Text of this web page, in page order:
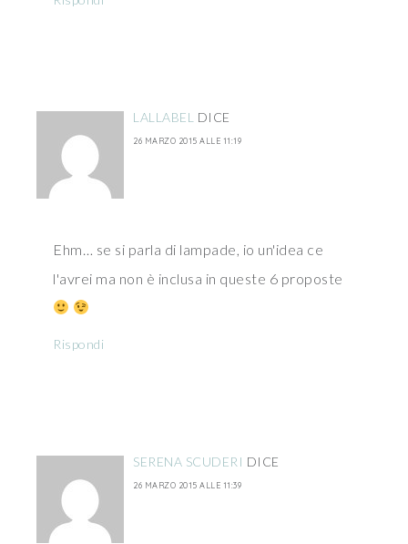
LALLABEL DICE
26 MARZO 2015 ALLE 11:19
Ehm… se si parla di lampade, io un'idea ce
l'avrei ma non è inclusa in queste 6 proposte
Rispondi
SERENA SCUDERI DICE
26 MARZO 2015 ALLE 11:39